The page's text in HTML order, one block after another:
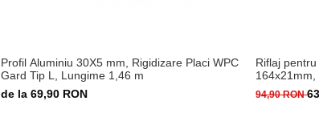
Profil Aluminiu 30X5 mm, Rigidizare Placi WPC
Gard Tip L, Lungime 1,46 m
de la 69,90 RON
Riflaj
164x21mm,
Gri Antracit
94,90 RON